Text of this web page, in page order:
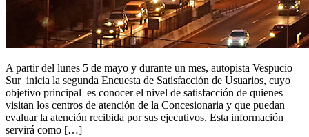
A partir del lunes 5 de mayo y durante un mes, autopista Vespucio
Sur inicia la segunda Encuesta de Satisfacción de Usuarios, cuyo
objetivo principal es conocer el nivel de satisfacción de quienes
visitan los centros de atención de la Concesionaria y que puedan
evaluar la atención recibida por sus ejecutivos. Esta información
servirá como […]